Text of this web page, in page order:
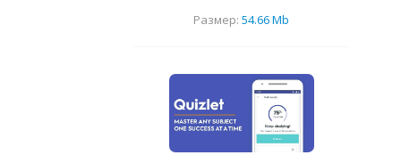
Размер: 54.66 Mb